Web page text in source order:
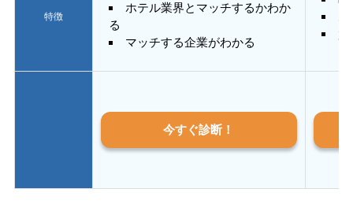
特徴
ホテル業界とマッチするかわか
る
マッチする企業がわかる
質
今すぐ診断！